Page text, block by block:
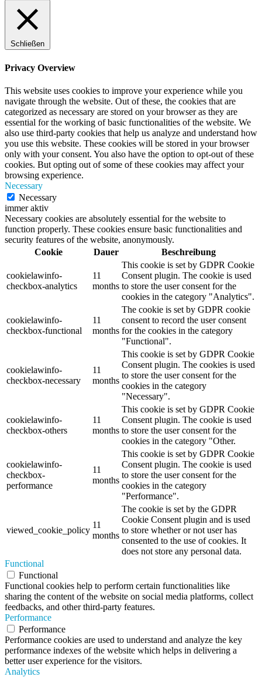
Schließen
Privacy Overview
This website uses cookies to improve your experience while you
navigate through the website. Out of these, the cookies that are
categorized as necessary are stored on your browser as they are
essential for the working of basic functionalities of the website. We
also use third-party cookies that help us analyze and understand how
you use this website. These cookies will be stored in your browser
only with your consent. You also have the option to opt-out of these
cookies. But opting out of some of these cookies may affect your
browsing experience.
Necessary
Necessary
immer aktiv
Necessary cookies are absolutely essential for the website to
function properly. These cookies ensure basic functionalities and
security features of the website, anonymously.
Cookie
Dauer Beschreibung
cookielawinfo-
checkbox-analytics
11
months
This cookie is set by GDPR Cookie
Consent plugin. The cookie is used
to store the user consent for the
cookies in the category "Analytics".
cookielawinfo-
checkbox-functional
11
months
The cookie is set by GDPR cookie
consent to record the user consent
for the cookies in the category
"Functional".
cookielawinfo-
checkbox-necessary
11
months
This cookie is set by GDPR Cookie
Consent plugin. The cookies is used
to store the user consent for the
cookies in the category
"Necessary".
cookielawinfo-
checkbox-others
11
months
This cookie is set by GDPR Cookie
Consent plugin. The cookie is used
to store the user consent for the
cookies in the category "Other.
cookielawinfo-
checkbox-
performance
11
months
This cookie is set by GDPR Cookie
Consent plugin. The cookie is used
to store the user consent for the
cookies in the category
"Performance".
viewed_cookie_policy
11
months
The cookie is set by the GDPR
Cookie Consent plugin and is used
to store whether or not user has
consented to the use of cookies. It
does not store any personal data.
Functional
Functional
Functional cookies help to perform certain functionalities like
sharing the content of the website on social media platforms, collect
feedbacks, and other third-party features.
Performance
Performance
Performance cookies are used to understand and analyze the key
performance indexes of the website which helps in delivering a
better user experience for the visitors.
Analytics